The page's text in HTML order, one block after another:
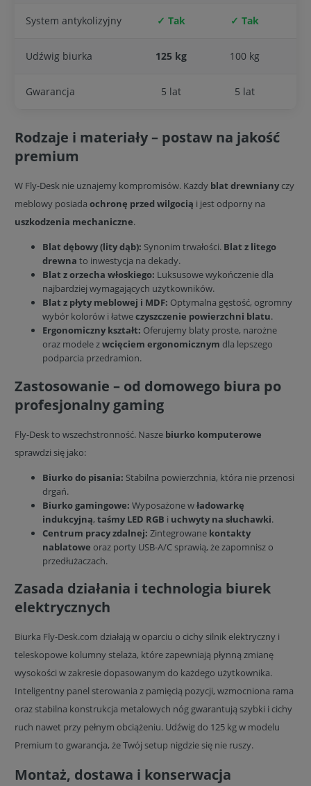
System antykolizyjny ✓ Tak ✓ Tak
Udźwig biurka 125 kg 100 kg
Gwarancja 5 lat 5 lat
Rodzaje i materiały – postaw na jakość
premium
W Fly-Desk nie uznajemy kompromisów. Każdy blat drewniany czy
meblowy posiadaochronę przed wilgocią i jest odporny na
uszkodzenia mechaniczne.
Blat dębowy (lity dąb): Synonim trwałości. Blat z litego
drewna to inwestycja na dekady.
Blat z orzecha włoskiego: Luksusowe wykończenie dla
najbardziej wymagających użytkowników.
Blat z płyty meblowej i MDF: Optymalna gęstość, ogromny
wybór kolorów i łatweczyszczenie powierzchni blatu.
Ergonomiczny kształt: Oferujemy blaty proste, narożne
oraz modele zwcięciem ergonomicznym dla lepszego
podparcia przedramion.
Zastosowanie – od domowego biura po
profesjonalny gaming
Fly-Desk to wszechstronność. Nasze biurko komputerowe
sprawdzi się jako:
Biurko do pisania: Stabilna powierzchnia, która nie przenosi
drgań.
Biurko gamingowe: Wyposażone władowarkę
indukcyjną,taśmy LED RGB i uchwyty na słuchawki.
Centrum pracy zdalnej: Zintegrowane kontakty
nablatowe oraz porty USB-A/C sprawią, że zapomnisz o
przedłużaczach.
Zasada działania i technologia biurek
elektrycznych
Biurka Fly-Desk.com działają w oparciu o cichy silnik elektryczny i
teleskopowe kolumny stelaża, które zapewniają płynną zmianę
wysokości w zakresie dopasowanym do każdego użytkownika.
Inteligentny panel sterowania z pamięcią pozycji, wzmocniona rama
oraz stabilna konstrukcja metalowych nóg gwarantują szybki i cichy
ruch nawet przy pełnym obciążeniu. Udźwig do 125 kg w modelu
Premium to gwarancja, że Twój setup nigdzie się nie ruszy.
Montaż, dostawa i konserwacja